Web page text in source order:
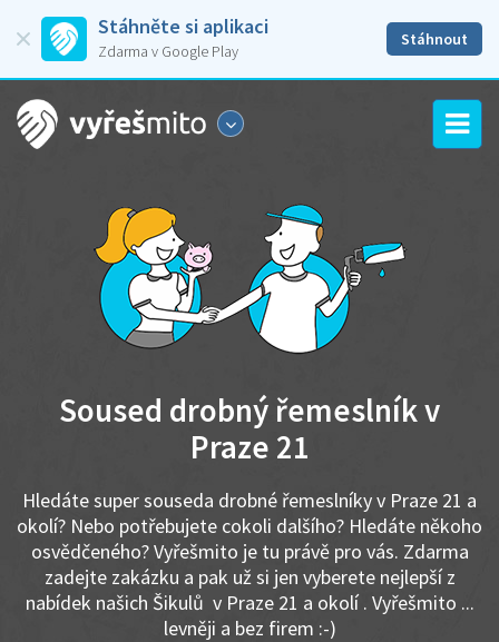
Stáhněte si aplikaci
Zdarma v Google Play
Stáhnout
Soused drobný řemeslník v
Praze 21
Hledáte super souseda drobné řemeslníky v Praze 21 a
okolí? Nebo potřebujete cokoli dalšího? Hledáte někoho
osvědčeného? Vyřešmito je tu právě pro vás. Zdarma
zadejte zakázku a pak už si jen vyberete nejlepší z
nabídek našich Šikulů v Praze 21 a okolí . Vyřešmito ...
levněji a bez firem :-)